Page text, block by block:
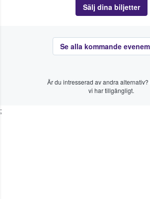
Sälj dina biljetter
Se alla kommande
Är du intresserad av andra
vi har tillgängligt.
;